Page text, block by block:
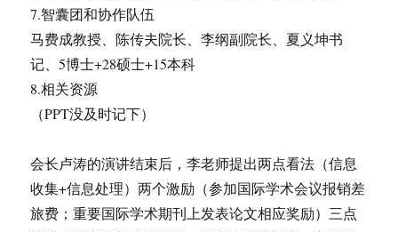
7.智囊团和协作队伍
马费成教授、陈传夫院长、李纲副院长、夏义坤书
记、5博士+28硕士+15本科
8.相关资源
（PPT没及时记下）
会长卢涛的演讲结束后，李老师提出两点看法（信息
收集+信息处理）两个激励（参加国际学术会议报销差
旅费；重要国际学术期刊上发表论文相应奖励）三点